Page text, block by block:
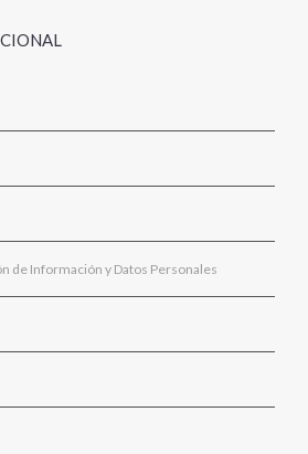
de Información y Datos Personales